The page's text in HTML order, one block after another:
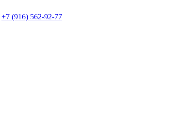
+7 (916) 562-92-77